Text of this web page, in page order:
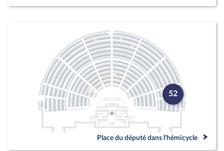
52
Place du député dans l'hémicycle